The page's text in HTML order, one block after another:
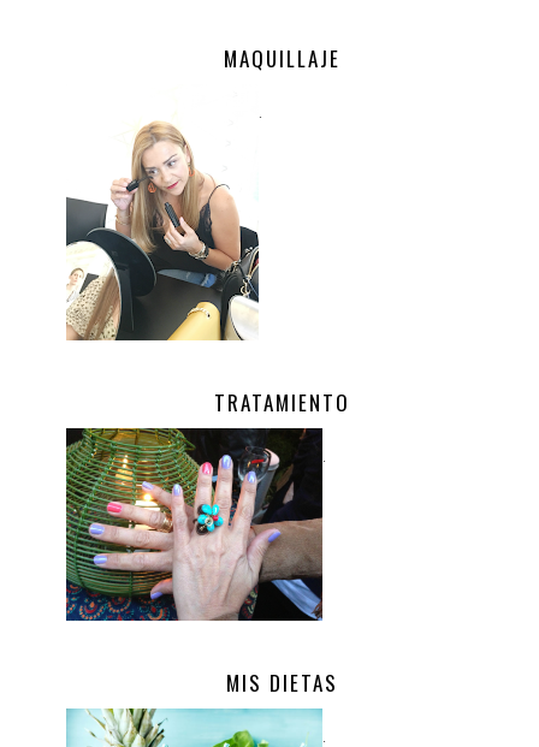
MAQUILLAJE
.
TRATAMIENTO
.
MIS DIETAS
.